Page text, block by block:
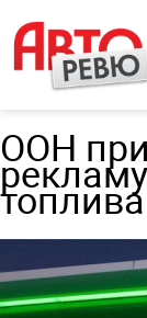
ООН
топлива